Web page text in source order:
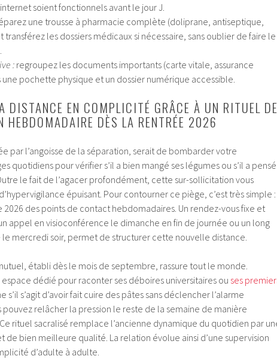
soient fonctionnels avant le jour J.
une trousse à pharmacie complète (doliprane, antiseptique,
transférez les dossiers médicaux si nécessaire, sans oublier de faire le
: regroupez les documents importants (carte vitale, assurance
pochette physique et un dossier numérique accessible.
DISTANCE EN COMPLICITÉ GRÂCE À UN RITUEL
HEBDOMADAIRE DÈS LA RENTRÉE 2026
par l’angoisse de la séparation, serait de bombarder votre
quotidiens pour vérifier s’il a bien mangé ses légumes ou s’il a pensé
le fait de l’agacer profondément, cette sur-sollicitation vous
épuisant. Pour contourner ce piège, c’est très simple :
2026 des points de contact hebdomadaires. Un rendez-vous fixe et
appel en visioconférence le dimanche en fin de journée ou un long
mercredi soir, permet de structurer cette nouvelle distance.
établi dès le mois de septembre, rassure tout le monde.
espace dédié pour raconter ses déboires universitaires ou ses
s’il s’agit d’avoir fait cuire des pâtes sans déclencher l’alarme
pouvez relâcher la pression le reste de la semaine de manière
rituel sacralisé remplace l’ancienne dynamique du quotidien par
bien meilleure qualité. La relation évolue ainsi d’une supervision
d’adulte à adulte.